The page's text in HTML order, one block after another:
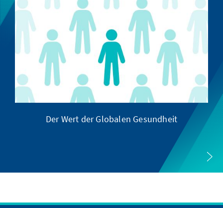
Der Wert der Globalen Gesundheit